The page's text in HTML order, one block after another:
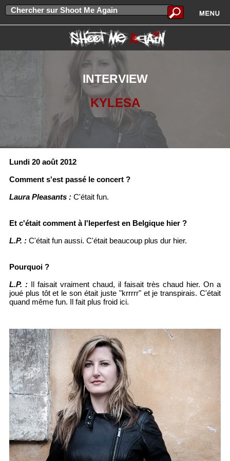
INTERVIEW
KYLESA
Lundi 20 août 2012
Comment s'est passé le concert ?
Laura Pleasants :C'était fun.
Et c'était comment à l'Ieperfest en Belgique hier ?
L.P. :C'était fun aussi. C'était beaucoup plus dur hier.
Pourquoi ?
L.P. :Il faisait vraiment chaud, il faisait très chaud hier. On a
joué plus tôt et le son était juste "krrrrr" et je transpirais. C'était
quand même fun. Il fait plus froid ici.